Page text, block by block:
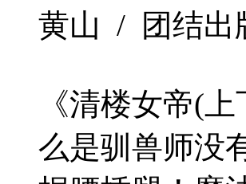
黄山 / 团结出
《清楼女帝(
么是驯兽师没